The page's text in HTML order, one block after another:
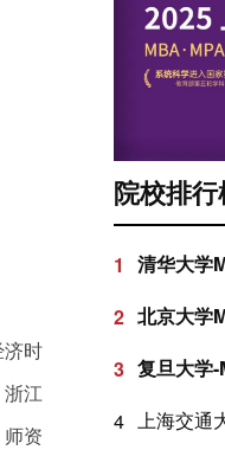
时
江
资
院校排
1
清华大学
2 北京大学
3 复旦大学-
4